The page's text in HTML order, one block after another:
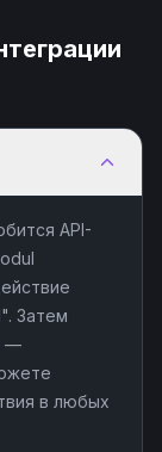
API-
Затем
—
в любых